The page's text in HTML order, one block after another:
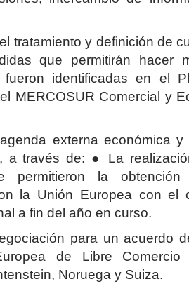
tratamiento y definición de
que permitirán hacer
identificadas en el
MERCOSUR Comercial y
externa económica y
a través de: ● La
permitieron la
la Unión Europea con el
a fin del año en curso.
para un acuerdo
de Libre
Noruega y Suiza.